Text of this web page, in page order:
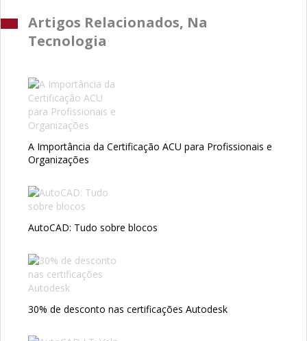
Artigos Relacionados, Na
Tecnologia
A Importância da Certificação ACU para Profissionais e
Organizações
AutoCAD: Tudo sobre blocos
30% de desconto nas certificações Autodesk